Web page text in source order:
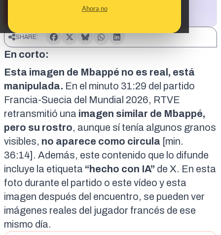
Ahora no
SHARE:
En corto:
Esta imagen de Mbappé no es real, está
manipulada. En el minuto 31:29 del partido
Francia-Suecia del Mundial 2026, RTVE
retransmitió una imagen similar de Mbappé,
pero su rostro, aunque sí tenía algunos granos
visibles, no aparece como circula [min.
36:14] . Además, este contenido que lo difunde
incluye la etiqueta “hecho con IA” de X. En esta
foto durante el partido o este vídeo y esta
imagen después del encuentro, se pueden ver
imágenes reales del jugador francés de ese
mismo día.